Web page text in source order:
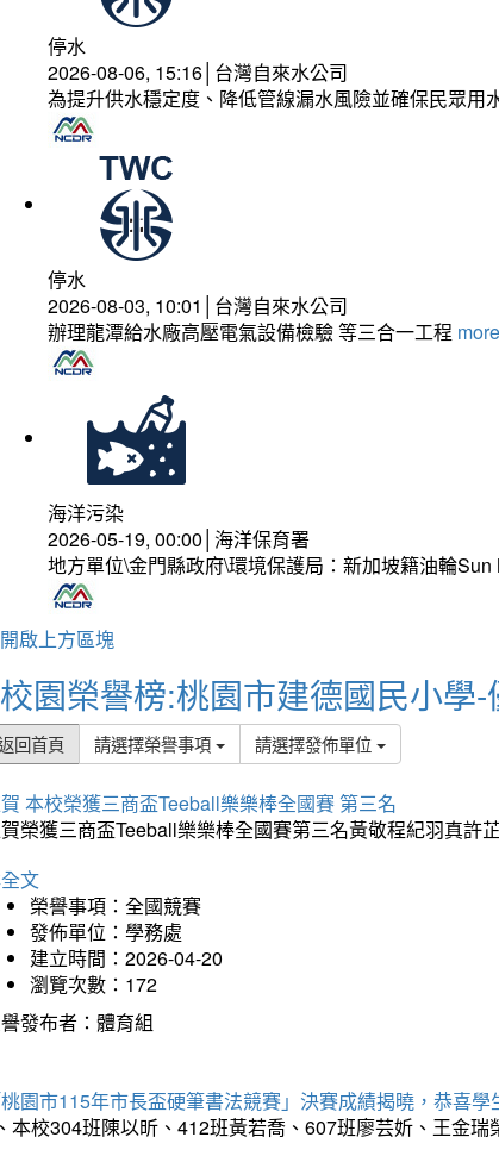
停水
2026-08-06, 15:16│台灣自來水公司
為提升供水穩定度、降低管線漏水風險並確保民眾
停水
2026-08-03, 10:01│台灣自來水公司
辦理龍潭給水廠高壓電氣設備檢驗 等三合一工程
海洋污染
2026-05-19, 00:00│海洋保育署
地方單位\金門縣政府\環境保護局：新加坡籍油輪
開啟上方區塊
校園榮譽榜:桃園市建德國民小學-
回首頁 請選擇榮譽事項 請選擇發佈單位
本校榮獲三商盃Teeball樂樂棒全國賽 第三名
榮獲三商盃Teeball樂樂棒全國賽第三名黃敬程紀羽真
文
榮譽事項：全國競賽
發佈單位：學務處
建立時間：2026-04-20
瀏覽次數：172
發布者：體育組
園市115年市長盃硬筆書法競賽」決賽成績揭曉，恭喜學
本校304班陳以昕、412班黃若喬、607班廖芸妡、王金